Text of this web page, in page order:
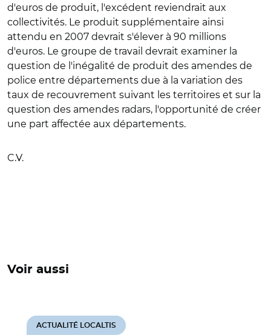
d'euros de produit, l'excédent reviendrait aux
collectivités. Le produit supplémentaire ainsi
attendu en 2007 devrait s'élever à 90 millions
d'euros. Le groupe de travail devrait examiner la
question de l'inégalité de produit des amendes de
police entre départements due à la variation des
taux de recouvrement suivant les territoires et sur la
question des amendes radars, l'opportunité de créer
une part affectée aux départements.
C.V.
Voir aussi
ACTUALITÉ LOCALTIS